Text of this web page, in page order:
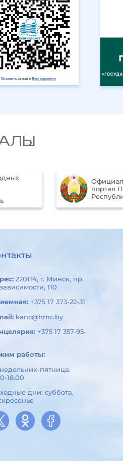
Интернет-
220114, г. Минск, пр.
110
+375 17 373-22-31
kanc@hmc.by
+375 17 357-95-
работы:
пятница:
18.00
дни: суббота,